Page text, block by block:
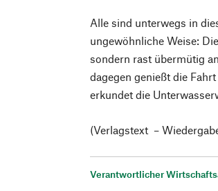
Alle sind unterwegs in
ungewöhnliche Weise:
sondern rast übermütig
dagegen genießt die
erkundet die
(Verlagstext –
Verantwortlicher